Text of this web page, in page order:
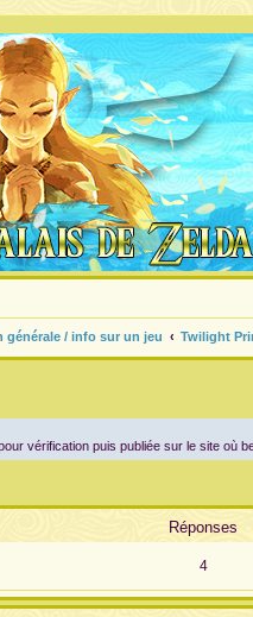
générale / info sur un jeu Twilight
vérification puis publiée sur le site où
Réponses
4